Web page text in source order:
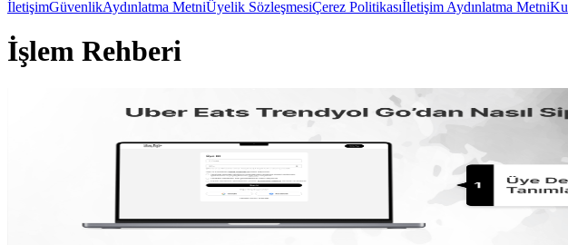
İletişimGüvenlikAydınlatma MetniÜyelik SözleşmesiÇerez Politikasıİletişim Aydınlatma Metni
İşlem Rehberi